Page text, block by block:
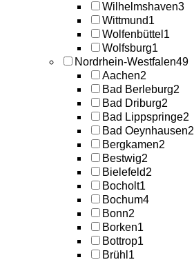
Wilhelmshaven3
Wittmund1
Wolfenbüttel 1
Wolfsburg1
Nordrhein-Westfalen49
Aachen2
Bad Berleburg2
Bad Driburg2
Bad Lippspringe2
Bad Oeynhausen2
Bergkamen2
Bestwig2
Bielefeld2
Bocholt1
Bochum4
Bonn2
Borken1
Bottrop1
Brühl 1